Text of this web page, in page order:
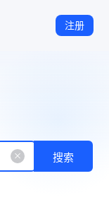
注册
搜索